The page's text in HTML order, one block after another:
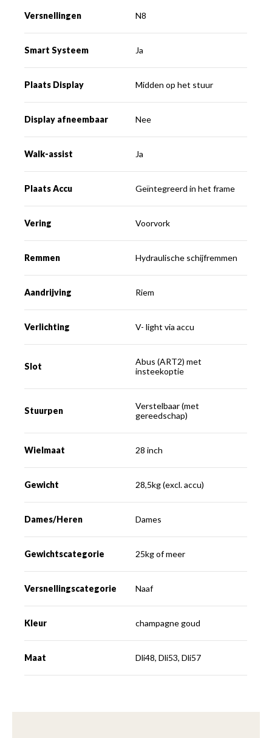
Versnellingen N8
Smart Systeem Ja
Plaats Display Midden op het stuur
Display afneembaar Nee
Walk-assist Ja
Plaats Accu Geïntegreerd in het frame
Vering Voorvork
Remmen Hydraulische schijfremmen
Aandrijving Riem
Verlichting V- light via accu
Slot
Abus (ART2) met
insteekoptie
Stuurpen
Verstelbaar (met
gereedschap)
Wielmaat 28 inch
Gewicht 28,5kg (excl. accu)
Dames/Heren Dames
Gewichtscategorie 25kg of meer
Versnellingscategorie Naaf
Kleur champagne goud
Maat Dli48, Dli53, Dli57